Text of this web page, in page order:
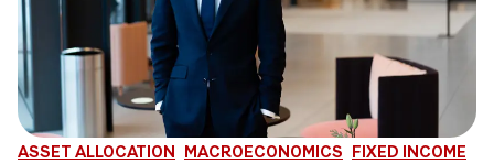
ASSET ALLOCATION MACROECONOMICS FIXED INCOME